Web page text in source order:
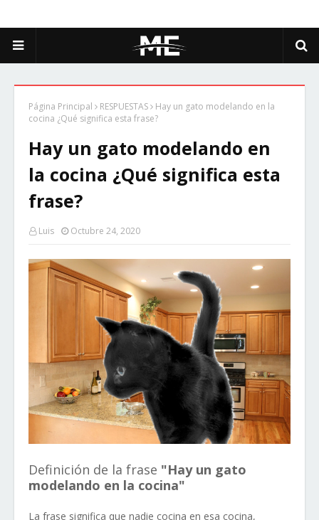
Página Principal RESPUESTAS
Hay un gato modelando en la
cocina ¿Qué significa esta frase?
Hay un gato modelando en
la cocina ¿Qué significa esta
frase?
Luis Octubre 24, 2020
Definición de la frase "Hay un gato
modelando en la cocina"
La frase significa que nadie cocina en esa cocina,